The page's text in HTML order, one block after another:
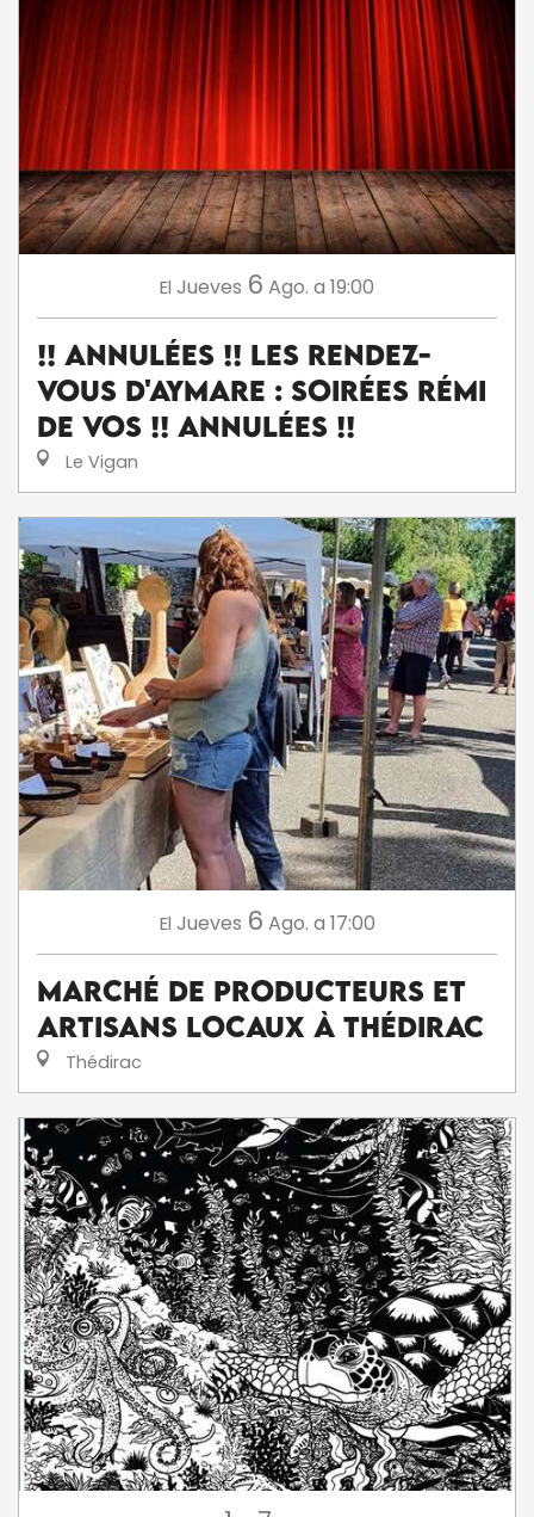
El Jueves 6 Ago. a 19:00
!! ANNULÉES !! Les Rendez-
Vous d'Aymare : Soirées Rémi
De Vos !! ANNULÉES !!
Le Vigan
El Jueves 6 Ago. a 17:00
Marché de producteurs et
artisans locaux à Thédirac
Thédirac